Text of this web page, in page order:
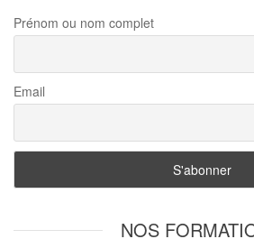
Prénom ou nom complet
Email
NOS